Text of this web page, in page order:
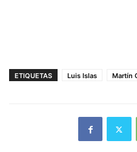
ETIQUETAS Luis Islas Martín